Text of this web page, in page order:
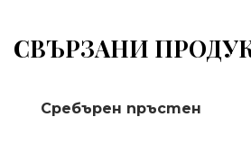
СВЪРЗАНИ
Сребърен пръстен